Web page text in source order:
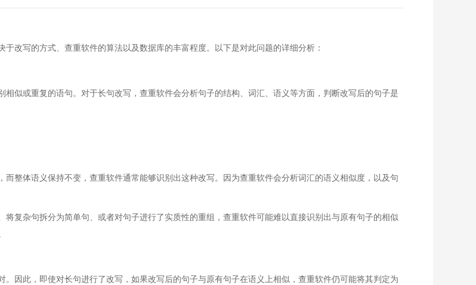
改写的方式、查重软件的算法以及数据库的丰富程度。以下是对此问题的详细分析：
似或重复的语句。对于长句改写，查重软件会分析句子的结构、词汇、语义等方面，判断改写后的句子是
整体语义保持不变，查重软件通常能够识别出这种改写。因为查重软件会分析词汇的语义相似度，以及句
复杂句拆分为简单句、或者对句子进行了实质性的重组，查重软件可能难以直接识别出与原有句子的相似
因此，即使对长句进行了改写，如果改写后的句子与原有句子在语义上相似，查重软件仍可能将其判定为